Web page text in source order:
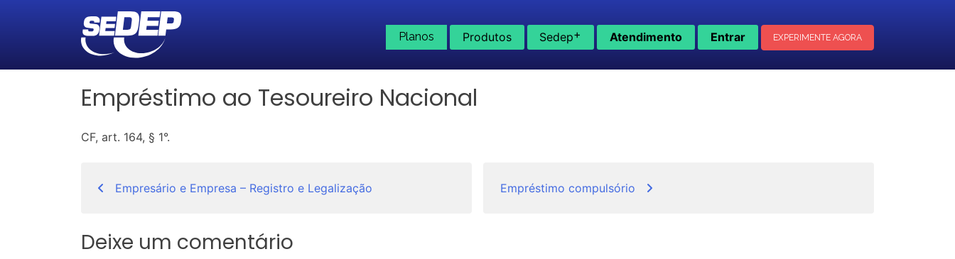
Planos Produtos Sedep+ Atendimento Entrar EXPERIMENTE AGORA
Empréstimo ao Tesoureiro Nacional
CF, art. 164, § 1°.
Navegação
de
Post
Empresário e Empresa – Registro e Legalização Empréstimo compulsório
Deixe um comentário